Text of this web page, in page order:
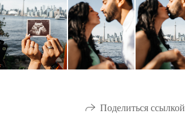
Поделиться ссылкой